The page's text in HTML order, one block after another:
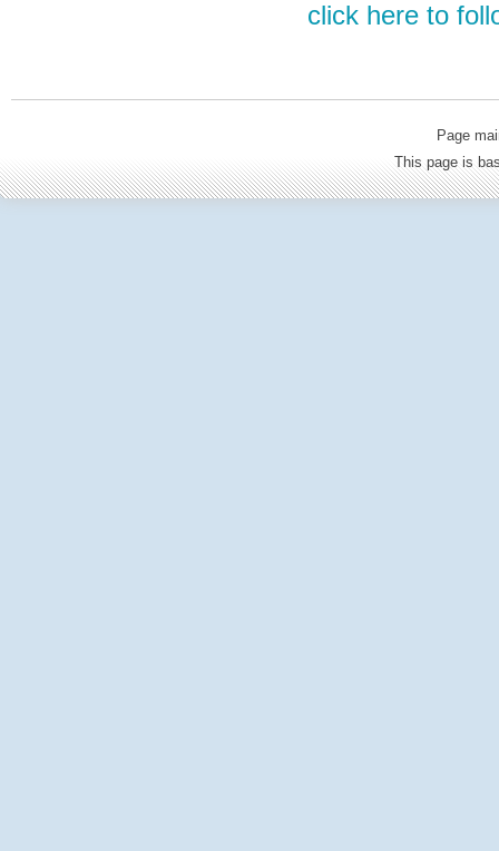
click here to
Page
This page is